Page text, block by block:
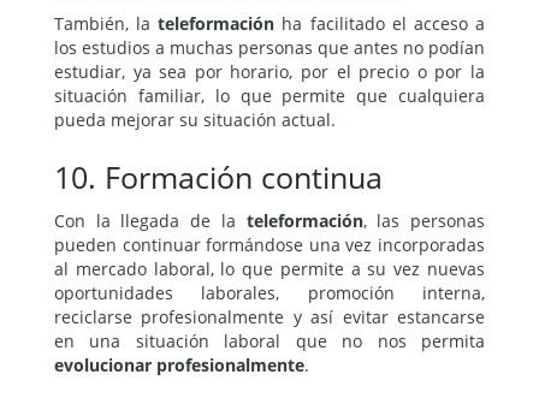
También, lateleformación ha facilitado el acceso a
los estudios a muchas personas que antes no podían
estudiar, ya sea por horario, por el precio o por la
situación familiar, lo que permite que cualquiera
pueda mejorar su situación actual.
10. Formación continua
Con la llegada de la teleformación, las personas
pueden continuar formándose una vez incorporadas
al mercado laboral, lo que permite a su vez nuevas
oportunidades laborales, promoción interna,
reciclarse profesionalmente y así evitar estancarse
en una situación laboral que no nos permita
evolucionar profesionalmente.